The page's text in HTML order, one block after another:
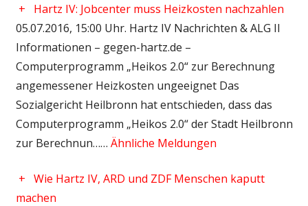
+
Hartz IV: Jobcenter muss Heizkosten nachzahlen
05.07.2016, 15:00 Uhr. Hartz IV Nachrichten & ALG II
Informationen – gegen-hartz.de –
Computerprogramm „Heikos 2.0“ zur Berechnung
angemessener Heizkosten ungeeignet Das
Sozialgericht Heilbronn hat entschieden, dass das
Computerprogramm „Heikos 2.0“ der Stadt Heilbronn
zur Berechnun…… Ähnliche Meldungen
+ Wie Hartz IV, ARD und ZDF Menschen kaputt
machen